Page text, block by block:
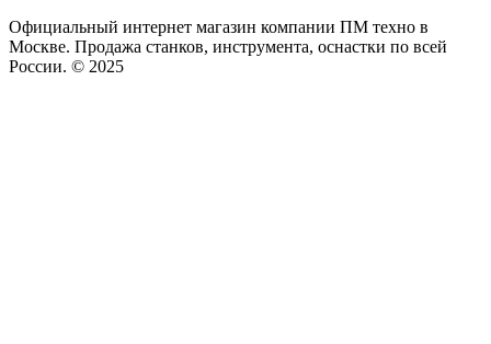
Официальный интернет магазин компании ПМ техно в
Москве. Продажа станков, инструмента, оснастки по всей
России. © 2025